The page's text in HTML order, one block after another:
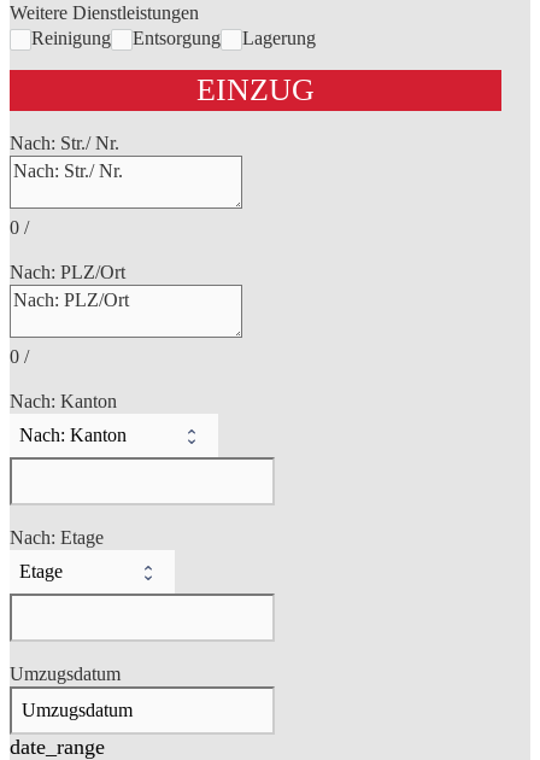
Weitere Dienstleistungen
Reinigung
Entsorgung Lagerung
EINZUG
Nach: Str./ Nr.
0 /
Nach: PLZ/Ort
0 /
Nach: Kanton
Nach: Etage
Umzugsdatum
date_range